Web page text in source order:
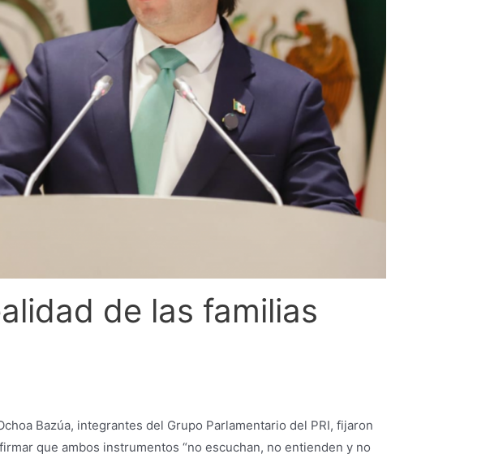
de las familias
Bazúa, integrantes del Grupo Parlamentario del PRI, fijaron
que ambos instrumentos “no escuchan, no entienden y no